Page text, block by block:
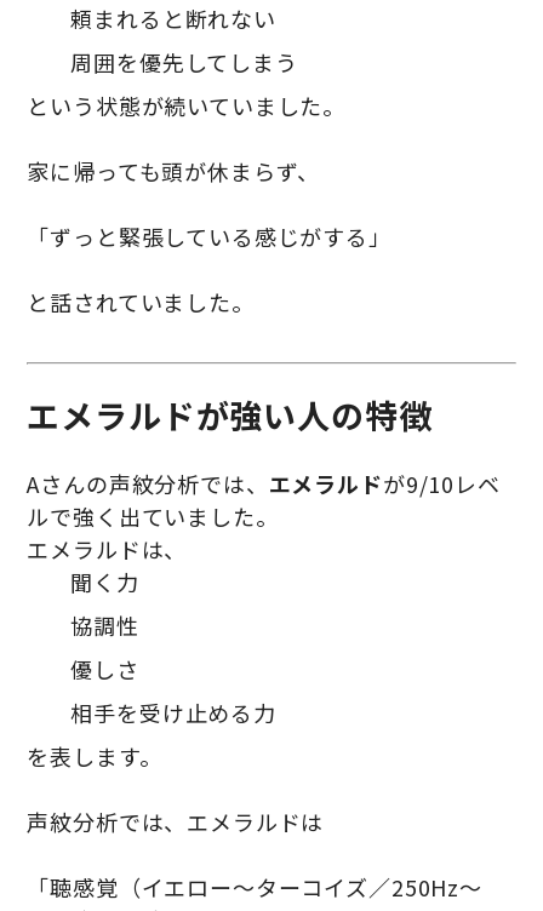
頼まれると断れない
周囲を優先してしまう
という状態が続いていました。
家に帰っても頭が休まらず、
「ずっと緊張している感じがする」
と話されていました。
エメラルドが強い人の特徴
Aさんの声紋分析では、 エメラルドが9/10レベ
ルで強く出ていました。
エメラルドは、
聞く力
協調性
優しさ
相手を受け止める力
を表します。
声紋分析では、エメラルドは
「聴感覚（イエロー〜ターコイズ／250Hz〜